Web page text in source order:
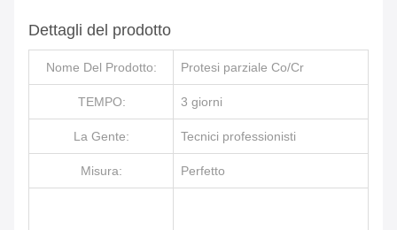
Dettagli del prodotto
Nome Del Prodotto: Protesi parziale Co/Cr
TEMPO: 3 giorni
La Gente: Tecnici professionisti
Misura: Perfetto